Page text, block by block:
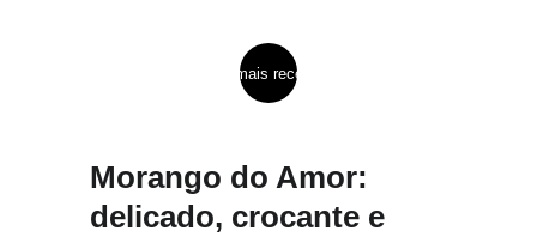
ver mais receitas
Morango do Amor:
delicado, crocante e